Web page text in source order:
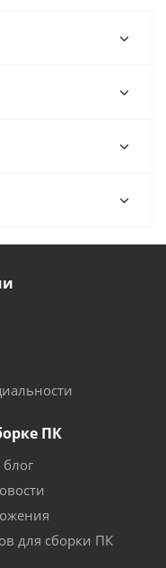
ПК
для сборки ПК